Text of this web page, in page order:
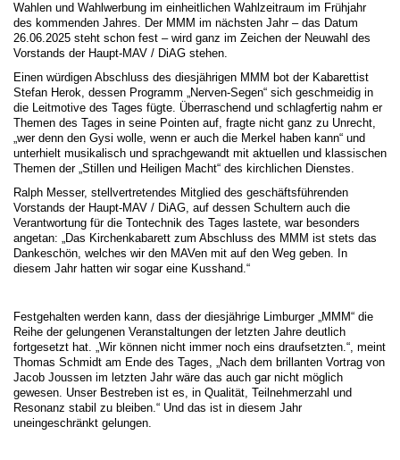
Wahlen und Wahlwerbung im einheitlichen Wahlzeitraum im Frühjahr
des kommenden Jahres. Der MMM im nächsten Jahr – das Datum
26.06.2025 steht schon fest – wird ganz im Zeichen der Neuwahl des
Vorstands der Haupt-MAV / DiAG stehen.
Einen würdigen Abschluss des diesjährigen MMM bot der Kabarettist
Stefan Herok, dessen Programm „Nerven-Segen“ sich geschmeidig in
die Leitmotive des Tages fügte. Überraschend und schlagfertig nahm er
Themen des Tages in seine Pointen auf, fragte nicht ganz zu Unrecht,
„wer denn den Gysi wolle, wenn er auch die Merkel haben kann“ und
unterhielt musikalisch und sprachgewandt mit aktuellen und klassischen
Themen der „Stillen und Heiligen Macht“ des kirchlichen Dienstes.
Ralph Messer, stellvertretendes Mitglied des geschäftsführenden
Vorstands der Haupt-MAV / DiAG, auf dessen Schultern auch die
Verantwortung für die Tontechnik des Tages lastete, war besonders
angetan: „Das Kirchenkabarett zum Abschluss des MMM ist stets das
Dankeschön, welches wir den MAVen mit auf den Weg geben. In
diesem Jahr hatten wir sogar eine Kusshand.“
Festgehalten werden kann, dass der diesjährige Limburger „MMM“ die
Reihe der gelungenen Veranstaltungen der letzten Jahre deutlich
fortgesetzt hat. „Wir können nicht immer noch eins draufsetzten.“, meint
Thomas Schmidt am Ende des Tages, „Nach dem brillanten Vortrag von
Jacob Joussen im letzten Jahr wäre das auch gar nicht möglich
gewesen. Unser Bestreben ist es, in Qualität, Teilnehmerzahl und
Resonanz stabil zu bleiben.“ Und das ist in diesem Jahr
uneingeschränkt gelungen.